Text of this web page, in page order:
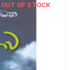
OUT OF STOCK